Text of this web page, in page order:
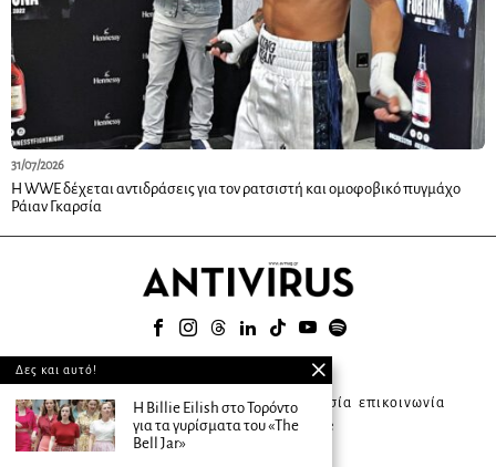
31/07/2026
Η WWE δέχεται αντιδράσεις για τον ρατσιστή και ομοφοβικό πυγμάχο
Ράιαν Γκαρσία
about ANTIVIRUS συνδρομητική υπηρεσία επικοινωνία
διαφήμιση terms of use
Δες και αυτό!
Η Billie Eilish στο Τορόντο
για τα γυρίσματα του «The
Bell Jar»